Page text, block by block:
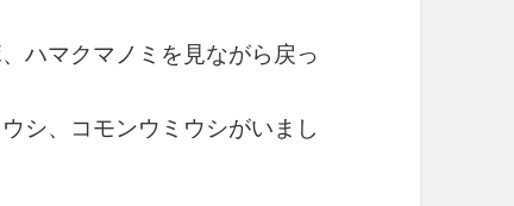
ハマクマノミを見ながら戻っ
シ、コモンウミウシがいまし